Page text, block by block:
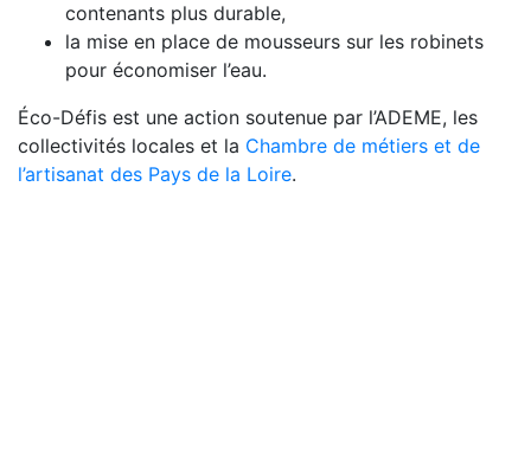
contenants plus durable,
la mise en place de mousseurs sur les robinets
pour économiser l’eau.
Éco-Défis est une action soutenue par l’ADEME, les
collectivités locales et la Chambre de métiers et de
l’artisanat des Pays de la Loire.